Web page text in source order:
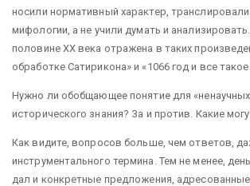
носили нормативный характер,
мифологии, а не учили думать и
половине XX века отражена в таких
обработке Сатирикона» и «1066 год и все
Нужно ли обобщающее понятие для
исторического знания? За и против. Какие
Как видите, вопросов больше, чем ответов,
инструментального термина. Тем не менее,
дал и конкретные предложения,